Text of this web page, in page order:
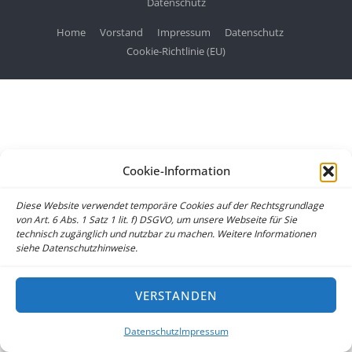
Cookie-Information
Diese Website verwendet temporäre Cookies auf der Rechtsgrundlage
von Art. 6 Abs. 1 Satz 1 lit. f) DSGVO, um unsere Webseite für Sie
technisch zugänglich und nutzbar zu machen. Weitere Informationen
siehe Datenschutzhinweise.
VERSTANDEN
DatenschutzImpressum
Home Vorstand Impressum
Datenschutz
Cookie-Richtlinie (EU)